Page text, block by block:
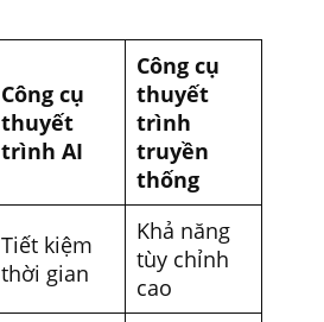
Công cụ
thuyết
trình AI
Công cụ
thuyết
trình
truyền
thống
Tiết kiệm
thời gian
Khả năng
tùy chỉnh
cao